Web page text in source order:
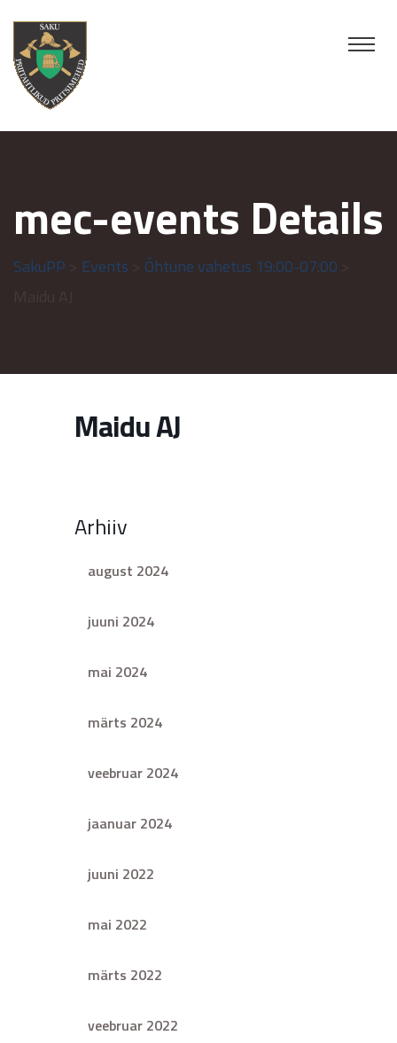
mec-events Details
SakuPP Events Õhtune vahetus 19:00-07:00
Maidu AJ
Arhiiv
august 2024
juuni 2024
mai 2024
märts 2024
veebruar 2024
jaanuar 2024
juuni 2022
mai 2022
märts 2022
veebruar 2022